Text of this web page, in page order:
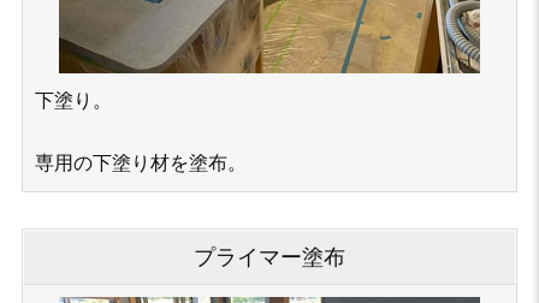
下塗り。
専用の下塗り材を塗布。
プライマー塗布